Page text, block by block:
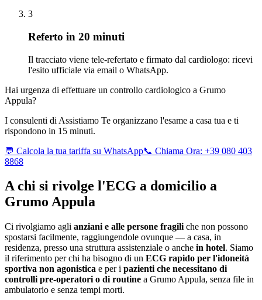
3
Referto in 20 minuti
Il tracciato viene tele-refertato e firmato dal cardiologo: ricevi
l'esito ufficiale via email o WhatsApp.
Hai urgenza di effettuare un controllo cardiologico a Grumo
Appula?
I consulenti di Assistiamo Te organizzano l'esame a casa tua e ti
rispondono in 15 minuti.
💬 Calcola la tua tariffa su WhatsApp📞 Chiama Ora: +39 080 403
8868
A chi si rivolge l'ECG a domicilio a
Grumo Appula
Ci rivolgiamo agli anziani e alle persone fragili che non possono
spostarsi facilmente, raggiungendole ovunque — a casa, in
residenza, presso una struttura assistenziale o anche in hotel. Siamo
il riferimento per chi ha bisogno di un ECG rapido per l'idoneità
sportiva non agonistica e per i pazienti che necessitano di
controlli pre-operatori o di routine a Grumo Appula, senza file in
ambulatorio e senza tempi morti.